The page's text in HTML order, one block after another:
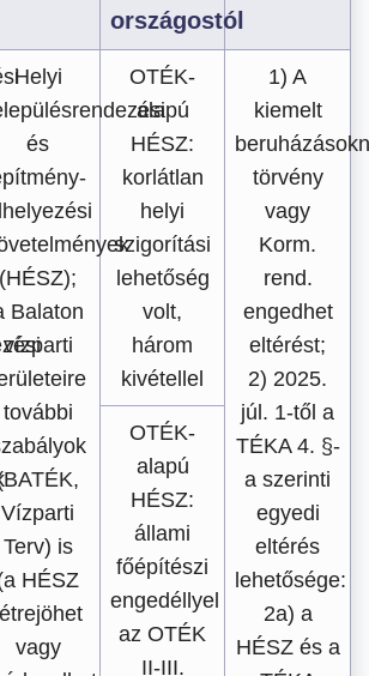
országostól
Helyi
és
(HÉSZ);
Balaton
vízparti
további
Vízparti
Terv) is
HÉSZ
vagy
OTÉK-
alapú
HÉSZ:
korlátlan
helyi
szigorítási
lehetőség
volt,
három
kivétellel
1) A
kiemelt
törvény
vagy
Korm.
rend.
engedhet
eltérést;
2) 2025.
júl. 1-től a
TÉKA 4. §-
a szerinti
egyedi
eltérés
lehetősége:
2a) a
HÉSZ és a
OTÉK-
alapú
HÉSZ:
állami
főépítészi
engedéllyel
az OTÉK
II-III.